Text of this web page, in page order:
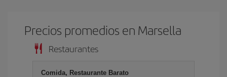
Precios promedios en Marsella
Restaurantes
Comida, Restaurante Barato